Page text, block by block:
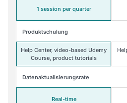
1 session per quarter
Produktschulung
Help Center, video-based Udemy
Course, product tutorials
Datenaktualisierungsrate
Real-time